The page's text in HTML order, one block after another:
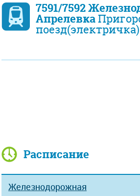
7591/7592
Апрелевка
поезд(электричка)
Расписание
Железнодорожная